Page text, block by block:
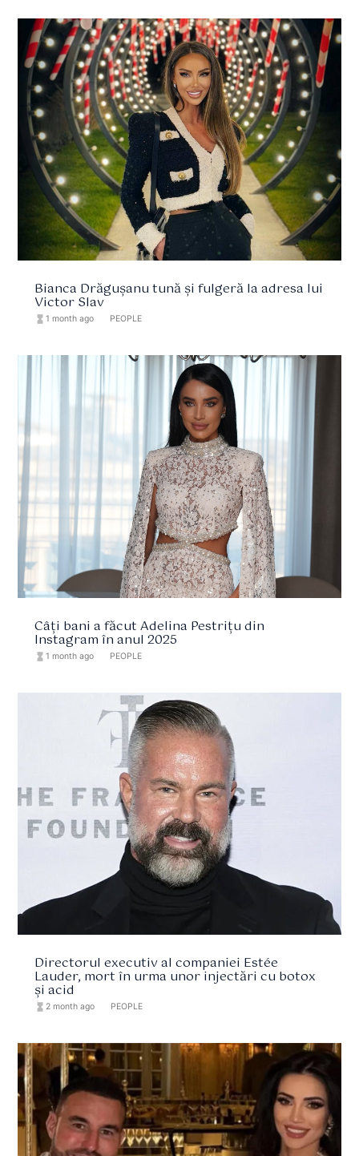
Bianca Drăgușanu tună și fulgeră la adresa lui
Victor Slav
hourglass_full 1 month ago PEOPLE
Câți bani a făcut Adelina Pestrițu din
Instagram în anul 2025
hourglass_full 1 month ago PEOPLE
Directorul executiv al companiei Estée
Lauder, mort în urma unor injectări cu botox
și acid
hourglass_full 2 month ago PEOPLE